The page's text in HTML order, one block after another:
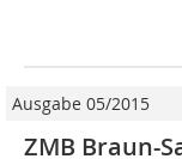
Ausgabe 05/2015
ZMB Braun-